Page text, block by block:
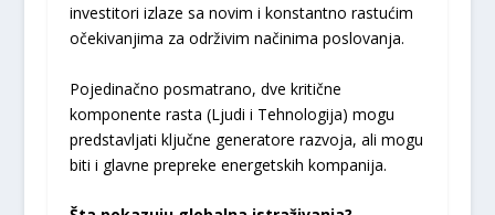
investitori izlaze sa novim i konstantno rastućim
očekivanjima za održivim načinima poslovanja.
Pojedinačno posmatrano, dve kritične
komponente rasta (Ljudi i Tehnologija) mogu
predstavljati ključne generatore razvoja, ali mogu
biti i glavne prepreke energetskih kompanija.